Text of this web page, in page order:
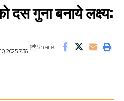
दस गुना बनाये लक्ष्य:
2025 7:36
Share